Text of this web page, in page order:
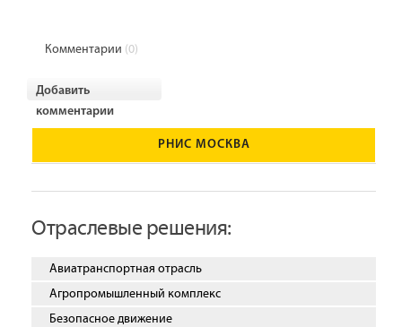
Комментарии (0)
Добавить
комментарии
РНИС МОСКВА
Отраслевые решения:
Авиатранспортная отрасль
Агропромышленный комплекс
Безопасное движение